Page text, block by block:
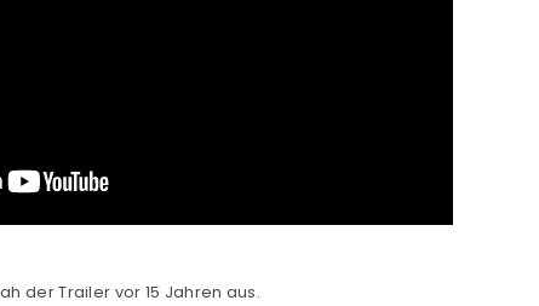
der Trailer vor 15 Jahren aus.